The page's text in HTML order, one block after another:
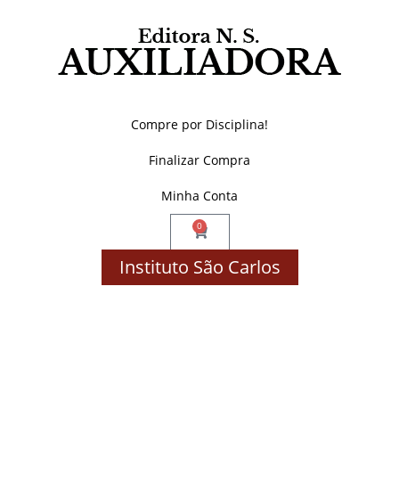
Compre por Disciplina!
Finalizar Compra
Minha Conta
0
Instituto São Carlos